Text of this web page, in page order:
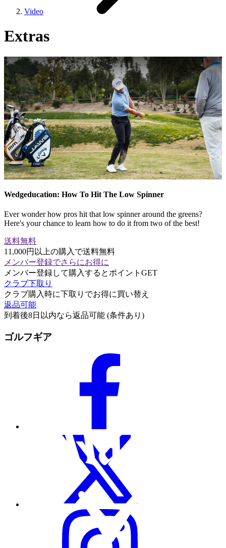
Video
Extras
Wedgeducation: How To Hit The Low Spinner
Ever wonder how pros hit that low spinner around the greens?
Here's your chance to learn how to do it from two of the best!
送料無料
11,000円以上の購入で送料無料
メンバー登録でさらにお得に
メンバー登録して購入するとポイントGET
クラブ下取り
クラブ購入時に下取りでお得に買い替え
返品可能
到着後8日以内なら返品可能 (条件あり)
ゴルフギア